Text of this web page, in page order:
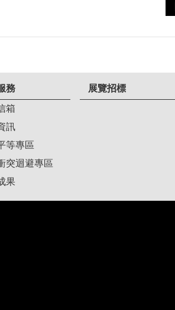
務
箱
訊
等專區
突迴避專區
果
展覽招標